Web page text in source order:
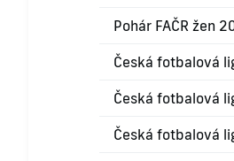
Pohár FAČR žen
Česká fotbalová
Česká fotbalová
Česká fotbalová